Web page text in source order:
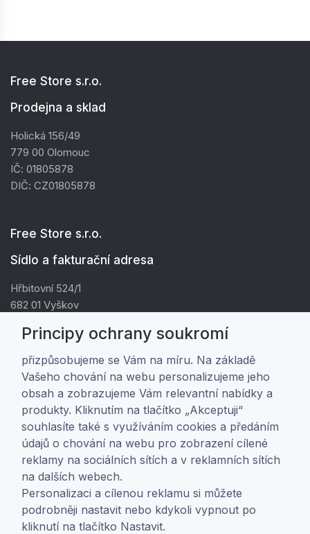
Free Store s.r.o.
Prodejna a sklad
Holická 156/49
779 00 Olomouc
IČ: 01805878
DIČ: CZ01805878
Free Store s.r.o.
Sídlo a fakturační adresa
Hřbitovní 524/1
682 01 Vyškov
DIČ: CZ01805878
Zákaznická péče
Doprava a platba
Obchodní podmínky
Ochrana osobních údajů
Nastavení soukromí
O nás
Principy ochrany soukromí
přizpůsobujeme se Vám na míru. Na základě
Vašeho chování na webu personalizujeme jeho
obsah a zobrazujeme Vám relevantní nabídky a
produkty. Kliknutím na tlačítko „Akceptuji“
souhlasíte také s využíváním cookies a předáním
údajů o chování na webu pro zobrazení cílené
reklamy na sociálních sítích a v reklamních sítích
na dalších webech.
Personalizaci a cílenou reklamu si můžete
podrobněji nastavit nebo kdykoli vypnout po
kliknutí na tlačítko Nastavit.